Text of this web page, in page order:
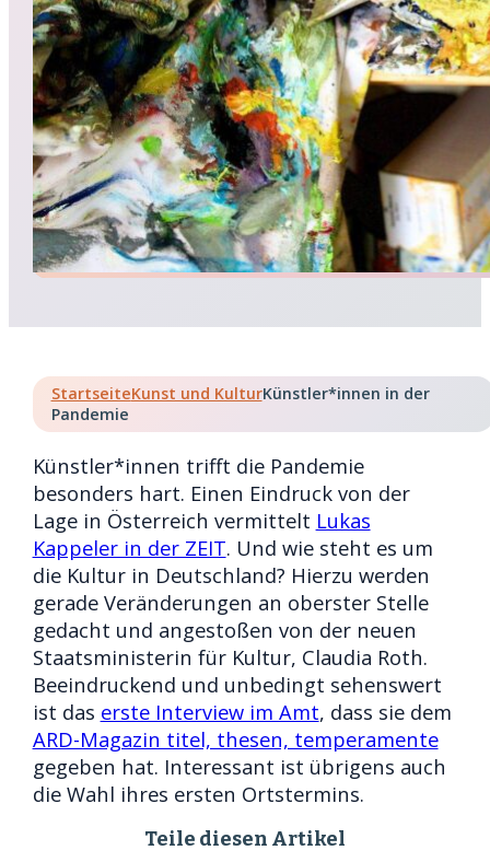
StartseiteKunst und KulturKünstler*innen in der
Pandemie
Künstler*innen trifft die Pandemie
besonders hart. Einen Eindruck von der
Lage in Österreich vermittelt Lukas
Kappeler in der ZEIT. Und wie steht es um
die Kultur in Deutschland? Hierzu werden
gerade Veränderungen an oberster Stelle
gedacht und angestoßen von der neuen
Staatsministerin für Kultur, Claudia Roth.
Beeindruckend und unbedingt sehenswert
ist das erste Interview im Amt, dass sie dem
ARD-Magazin titel, thesen, temperamente
gegeben hat. Interessant ist übrigens auch
die Wahl ihres ersten Ortstermins.
Teile diesen Artikel